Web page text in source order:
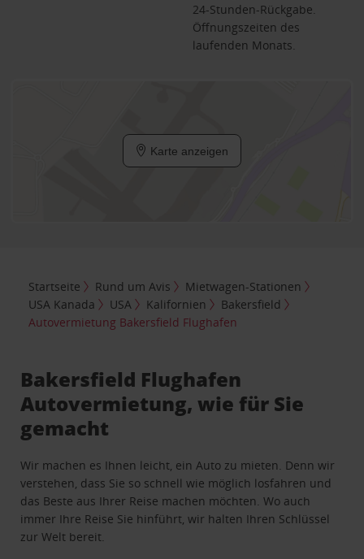
24-Stunden-Rückgabe.
Öffnungszeiten des
laufenden Monats.
Karte anzeigen
Startseite Rund um Avis
Mietwagen-Stationen
USA Kanada
USA Kalifornien
Bakersfield
Autovermietung Bakersfield Flughafen
Bakersfield Flughafen
Autovermietung, wie für Sie
gemacht
Wir machen es Ihnen leicht, ein Auto zu mieten. Denn wir
verstehen, dass Sie so schnell wie möglich losfahren und
das Beste aus Ihrer Reise machen möchten. Wo auch
immer Ihre Reise Sie hinführt, wir halten Ihren Schlüssel
zur Welt bereit.